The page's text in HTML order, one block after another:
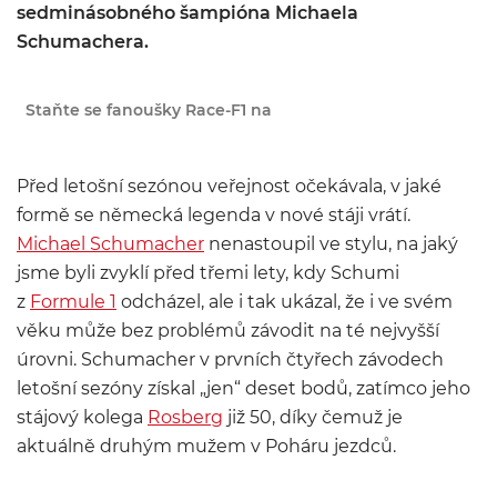
sedminásobného šampióna Michaela
Schumachera.
Staňte se fanoušky Race-F1 na
Před letošní sezónou veřejnost očekávala, v jaké
formě se německá legenda v nové stáji vrátí.
Michael Schumacher nenastoupil ve stylu, na jaký
jsme byli zvyklí před třemi lety, kdy Schumi
z Formule 1 odcházel, ale i tak ukázal, že i ve svém
věku může bez problémů závodit na té nejvyšší
úrovni. Schumacher v prvních čtyřech závodech
letošní sezóny získal „jen“ deset bodů, zatímco jeho
stájový kolega Rosberg již 50, díky čemuž je
aktuálně druhým mužem v Poháru jezdců.